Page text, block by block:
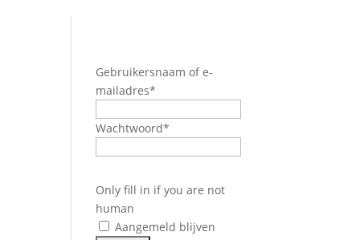
Gebruikersnaam of e-
mailadres*
Wachtwoord*
Only fill in if you are not
human
Aangemeld blijven